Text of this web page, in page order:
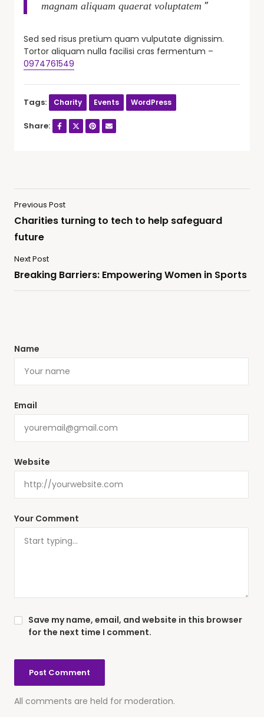
magnam aliquam quaerat voluptatem ”
Sed sed risus pretium quam vulputate dignissim.
Tortor aliquam nulla facilisi cras fermentum –
0974761549
Tags: Charity Events WordPress
Share:
Previous Post
Charities turning to tech to help safeguard
future
Next Post
Breaking Barriers: Empowering Women in Sports
Your Comment
All comments are held for moderation.
Name
Email
Website
Save my name, email, and website in this browser
for the next time I comment.